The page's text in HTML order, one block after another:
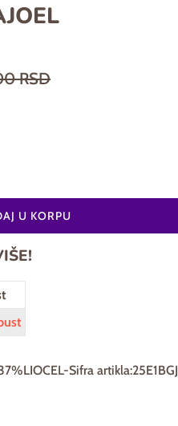
RSD
U KORPU
Sifra